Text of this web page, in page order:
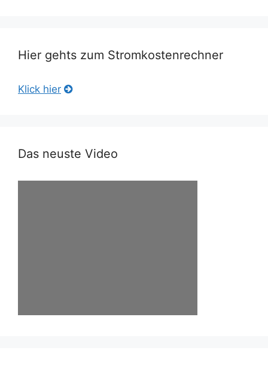
Hier gehts zum Stromkostenrechner
Klick hier
Das neuste Video